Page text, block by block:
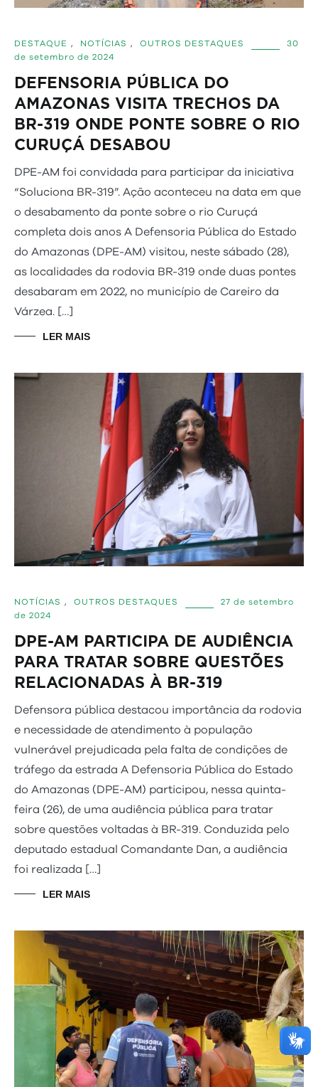
DESTAQUE , NOTÍCIAS , OUTROS DESTAQUES
30
de setembro de 2024
DEFENSORIA PÚBLICA DO
AMAZONAS VISITA TRECHOS DA
BR-319 ONDE PONTE SOBRE O RIO
CURUÇÁ DESABOU
DPE-AM foi convidada para participar da iniciativa
“Soluciona BR-319”. Ação aconteceu na data em que
o desabamento da ponte sobre o rio Curuçá
completa dois anos A Defensoria Pública do Estado
do Amazonas (DPE-AM) visitou, neste sábado (28),
as localidades da rodovia BR-319 onde duas pontes
desabaram em 2022, no município de Careiro da
Várzea. […]
LER MAIS
NOTÍCIAS , OUTROS DESTAQUES
27 de setembro
de 2024
DPE-AM PARTICIPA DE AUDIÊNCIA
PARA TRATAR SOBRE QUESTÕES
RELACIONADAS À BR-319
Defensora pública destacou importância da rodovia
e necessidade de atendimento à população
vulnerável prejudicada pela falta de condições de
tráfego da estrada A Defensoria Pública do Estado
do Amazonas (DPE-AM) participou, nessa quinta-
feira (26), de uma audiência pública para tratar
sobre questões voltadas à BR-319. Conduzida pelo
deputado estadual Comandante Dan, a audiência
foi realizada […]
LER MAIS